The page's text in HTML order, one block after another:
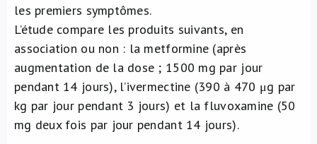
les premiers symptômes.
L’étude compare les produits suivants, en
association ou non : la metformine (après
augmentation de la dose ; 1500 mg par jour
pendant 14 jours), l’ivermectine (390 à 470 μg par
kg par jour pendant 3 jours) et la fluvoxamine (50
mg deux fois par jour pendant 14 jours).